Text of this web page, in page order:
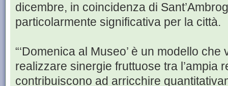
dicembre, in coincidenza di
particolarmente significativa per la città.
“‘Domenica al Museo’ è un modello
realizzare sinergie fruttuose tra l’ampia
contribuiscono ad arricchire